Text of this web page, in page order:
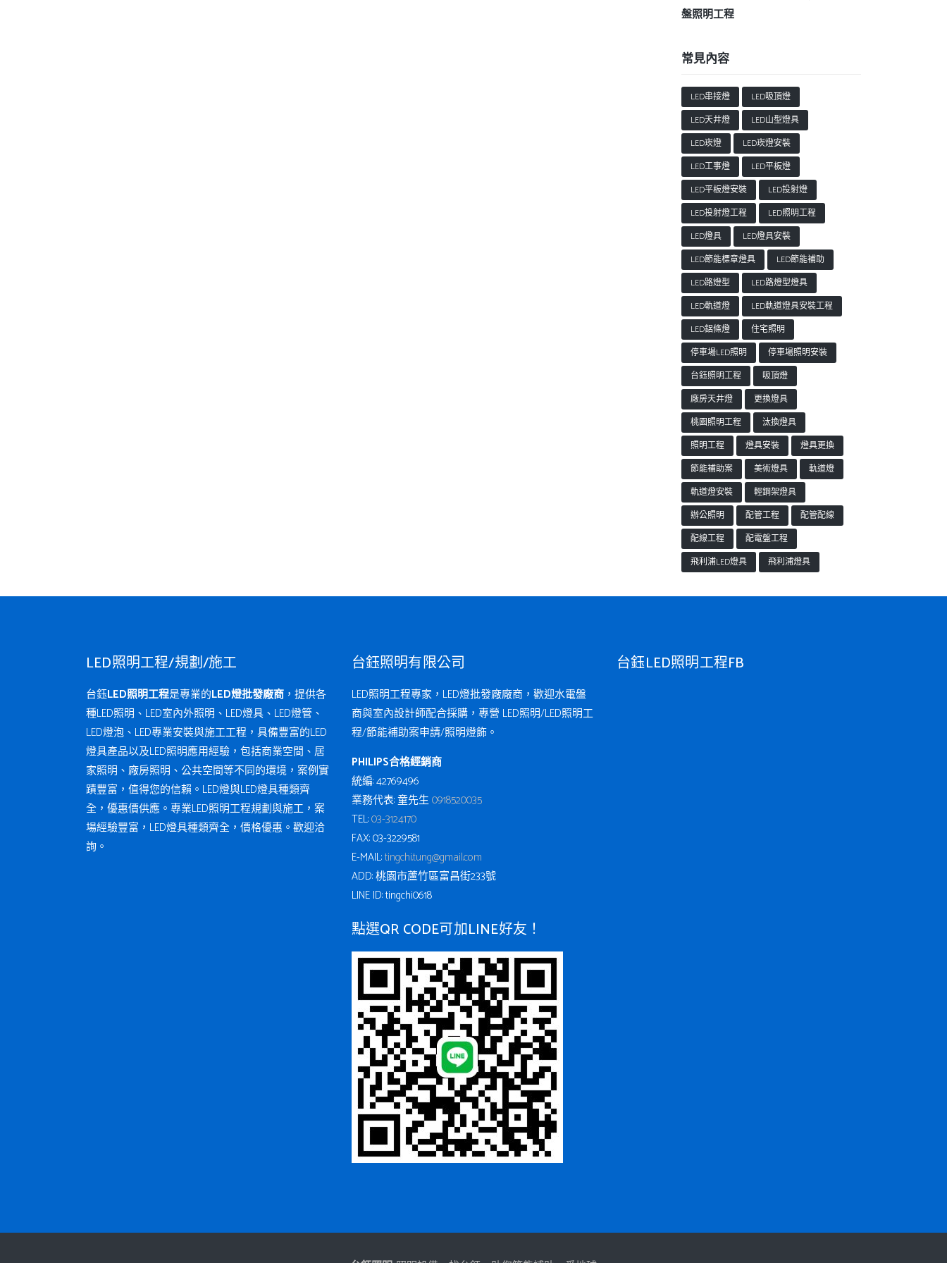
盤照明工程
常見內容
LED串接燈
LED吸頂燈
LED天井燈
LED山型燈具
LED崁燈
LED崁燈安裝
LED工事燈
LED平板燈
LED平板燈安裝
LED投射燈
LED投射燈工程
LED照明工程
LED燈具
LED燈具安裝
LED節能標章燈具
LED節能補助
LED路燈型
LED路燈型燈具
LED軌道燈
LED軌道燈具安裝工程
LED鋁條燈
住宅照明
停車場LED照明
停車場照明安裝
台鈺照明工程
吸頂燈
廠房天井燈
更換燈具
桃園照明工程
汰換燈具
照明工程
燈具安裝
燈具更換
節能補助案
美術燈具
軌道燈
軌道燈安裝
輕鋼架燈具
辦公照明
配管工程
配管配線
配線工程
配電盤工程
飛利浦LED燈具
飛利浦燈具
LED照明工程/規劃/施工
台鈺LED照明工程是專業的LED燈批發廠商 ，提供各
種LED照明、LED室內外照明、LED燈具、LED燈管、
LED燈泡、LED專業安裝與施工工程，具備豐富的LED
燈具產品以及LED照明應用經驗，包括商業空間、居
家照明、廠房照明、公共空間等不同的環境，案例實
蹟豐富，值得您的信賴。LED燈與LED燈具種類齊
全，優惠價供應。專業LED照明工程規劃與施工，案
場經驗豐富，LED燈具種類齊全，價格優惠。歡迎洽
詢。
台鈺照明有限公司
LED照明工程專家，LED燈批發廠廠商，歡迎水電盤
商與室內設計師配合採購，專營 LED照明/LED照明工
程/節能補助案申請/照明燈飾。
PHILIPS合格經銷商
統編: 42769496
業務代表: 童先生0918520035
TEL:03-3124170
FAX: 03-3229581
E-MAIL:tingchi.tung@gmail.com
ADD: 桃園市蘆竹區富昌街233號
LINE ID: tingchi0618
點選QR CODE可加LINE好友！
台鈺LED照明工程FB